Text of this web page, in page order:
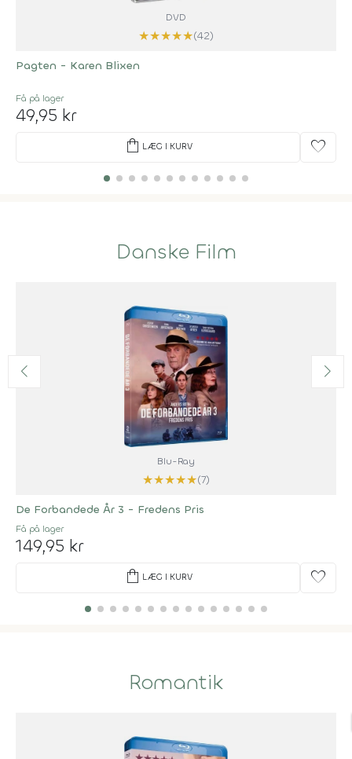
DVD
★★★★★(42)
Pagten - Karen Blixen
Få på lager
49,95 kr
shopping_bag LÆG I KURV favorite
Danske Film
Blu-Ray
★★★★★(7)
De Forbandede År 3 - Fredens Pris
Få på lager
149,95 kr
shopping_bag LÆG I KURV favorite
Romantik